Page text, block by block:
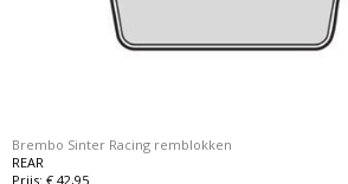
Brembo Sinter Racing remblokken
REAR
Prijs: € 42,95